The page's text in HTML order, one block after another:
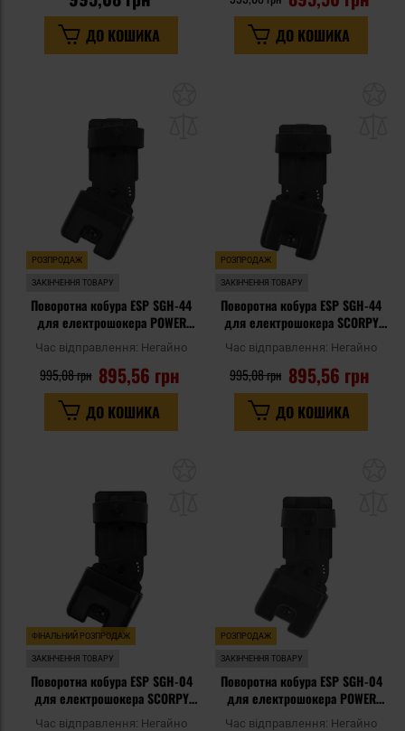
ДО КОШИКА ДО КОШИКА
уподобань
РОЗПРОДАЖ
ЗАКІНЧЕННЯ ТОВАРУ
Поворотна кобура ESP SGH-44
для електрошокера POWER
200 - UBC-04-1 Clip
Час відправлення: Негайно
895,56 грн
995,08 грн
ДО КОШИКА
РОЗПРОДАЖ
ЗАКІНЧЕННЯ ТОВАРУ
Поворотна кобура ESP SGH-44
для електрошокера SCORPY
Max - UBC-04-1 Clip
Час відправлення: Негайно
895,56 грн
995,08 грн
ДО КОШИКА
ФІНАЛЬНИЙ РОЗПРОДАЖ
ЗАКІНЧЕННЯ ТОВАРУ
Поворотна кобура ESP SGH-04
для електрошокера SCORPY
200 - UBC-01 Clip
Час відправлення: Негайно
РОЗПРОДАЖ
ЗАКІНЧЕННЯ ТОВАРУ
Поворотна кобура ESP SGH-04
для електрошокера POWER
200 - UBC-01 Clip
Час відправлення: Негайно